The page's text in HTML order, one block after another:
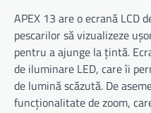
APEX 13 are o ecrană LCD
pescarilor să vizualizeze
pentru a ajunge la țintă.
de iluminare LED, care îi
de lumină scăzută. De
funcționalitate de zoom,